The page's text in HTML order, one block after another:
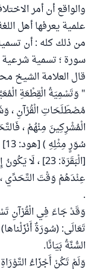
والواقع أن أمر
علمية يعرفها أهل
من ذلك كله : أن
سورة ؛ تسمية شرعية
قال العلامة الشيخ
" وَتَسْمِيَةُ الْقِطْعَةِ
مُصْطَلَحَاتِ الْقُرْآنِ ،
الْمُشْرِكِينَ مِنْهُمْ ،
[الْبَقَرَة: 23]
عِنْدَهُمْ وَقْتَ التَّحَدِّي ،
.
وَقَدْ جَاءَ فِي الْقُرْآنِ
السُّنَّةُ بَيَانًا.
وَلَمْ تَكُنْ أَجْزَاءُ